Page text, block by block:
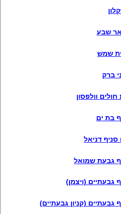
שבע
שמש
ברק
וולפסון
בת ים
דניאל
גבעת שמואל
גבעתיים (ויצמן)
(קניון גבעתיים)